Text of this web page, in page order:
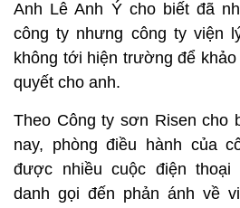
Anh Lê Anh Ý cho biết đã
công ty nhưng công ty viện
không tới hiện trường để
quyết cho anh.
Theo Công ty sơn Risen cho
nay, phòng điều hành của
được nhiều cuộc điện
danh gọi đến phản ánh về